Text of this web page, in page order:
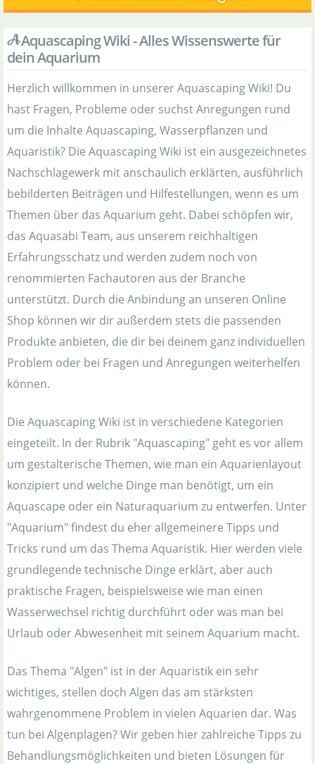
Aquascaping Wiki - Alles Wissenswerte für
dein Aquarium
Herzlich willkommen in unserer Aquascaping Wiki! Du
hast Fragen, Probleme oder suchst Anregungen rund
um die Inhalte Aquascaping, Wasserpflanzen und
Aquaristik? Die Aquascaping Wiki ist ein ausgezeichnetes
Nachschlagewerk mit anschaulich erklärten, ausführlich
bebilderten Beiträgen und Hilfestellungen, wenn es um
Themen über das Aquarium geht. Dabei schöpfen wir,
das Aquasabi Team, aus unserem reichhaltigen
Erfahrungsschatz und werden zudem noch von
renommierten Fachautoren aus der Branche
unterstützt. Durch die Anbindung an unseren Online
Shop können wir dir außerdem stets die passenden
Produkte anbieten, die dir bei deinem ganz individuellen
Problem oder bei Fragen und Anregungen weiterhelfen
können.
Die Aquascaping Wiki ist in verschiedene Kategorien
eingeteilt. In der Rubrik "Aquascaping" geht es vor allem
um gestalterische Themen, wie man ein Aquarienlayout
konzipiert und welche Dinge man benötigt, um ein
Aquascape oder ein Naturaquarium zu entwerfen. Unter
"Aquarium" findest du eher allgemeinere Tipps und
Tricks rund um das Thema Aquaristik. Hier werden viele
grundlegende technische Dinge erklärt, aber auch
praktische Fragen, beispielsweise wie man einen
Wasserwechsel richtig durchführt oder was man bei
Urlaub oder Abwesenheit mit seinem Aquarium macht.
Das Thema "Algen" ist in der Aquaristik ein sehr
wichtiges, stellen doch Algen das am stärksten
wahrgenommene Problem in vielen Aquarien dar. Was
tun bei Algenplagen? Wir geben hier zahlreiche Tipps zu
Behandlungsmöglichkeiten und bieten Lösungen für